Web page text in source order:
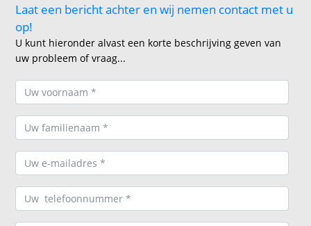
Laat een bericht achter en wij nemen contact met u
op!
U kunt hieronder alvast een korte beschrijving geven van
uw probleem of vraag...